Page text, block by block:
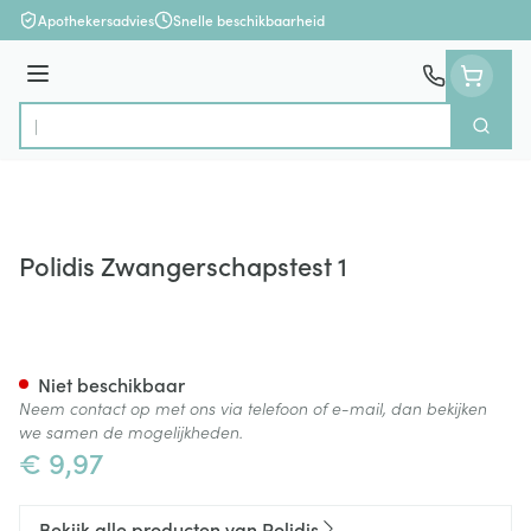
Ga naar de inhoud
Apothekersadvies Snelle beschikbaarheid
Menu
Product, merk, categorie...
Zoek
Polidis Zwangerschapstest 1
€ 9,97
Niet beschikbaar
Neem contact op met ons via telefoon of e-mail, dan bekijken
we samen de mogelijkheden.